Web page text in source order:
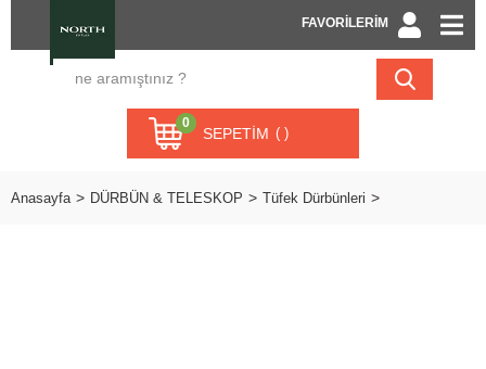
FAVORİLERİM
SEPETIM
0
Anasayfa DÜRBÜN & TELESKOP Tüfek Dürbünleri